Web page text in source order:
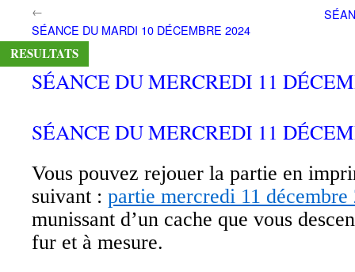
contenu
←
SÉANCE DU MARDI 10 DÉCEMBRE 2024
SÉANCE DU MERCREDI 11
SÉANCE DU MERCREDI 11
Vous pouvez rejouer la partie en
suivant : partie mercredi 11 décembre
munissant d’un cache que vous
fur et à mesure.
RESULTATS